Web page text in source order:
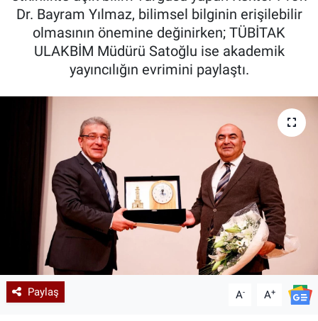
Dr. Bayram Yılmaz, bilimsel bilginin erişilebilir
olmasının önemine değinirken; TÜBİTAK
ULAKBİM Müdürü Satoğlu ise akademik
yayıncılığın evrimini paylaştı.
Paylaş A- A+
Son Dakika Haberleri
Haber Arşivi